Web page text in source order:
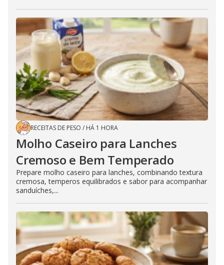
RECEITAS DE PESO / HÁ 1 HORA
Molho Caseiro para Lanches
Cremoso e Bem Temperado
Prepare molho caseiro para lanches, combinando textura
cremosa, temperos equilibrados e sabor para acompanhar
sanduíches,...